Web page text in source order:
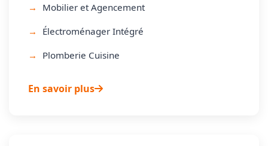
Mobilier et Agencement
Électroménager Intégré
Plomberie Cuisine
En savoir plus